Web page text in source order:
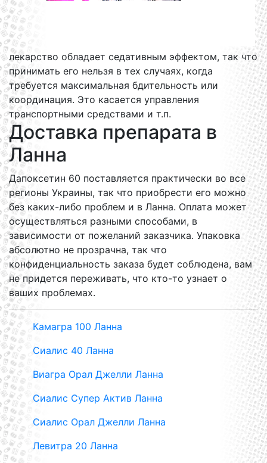
лекарство обладает седативным эффектом, так что
принимать его нельзя в тех случаях, когда
требуется максимальная бдительность или
координация. Это касается управления
транспортными средствами и т.п.
Доставка препарата в
Ланна
Дапоксетин 60 поставляется практически во все
регионы Украины, так что приобрести его можно
без каких-либо проблем и в Ланна. Оплата может
осуществляться разными способами, в
зависимости от пожеланий заказчика. Упаковка
абсолютно не прозрачна, так что
конфиденциальность заказа будет соблюдена, вам
не придется переживать, что кто-то узнает о
ваших проблемах.
Камагра 100 Ланна
Сиалис 40 Ланна
Виагра Орал Джелли Ланна
Сиалис Супер Актив Ланна
Сиалис Орал Джелли Ланна
Левитра 20 Ланна